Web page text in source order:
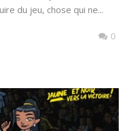
du jeu, chose qui ne...
0